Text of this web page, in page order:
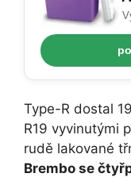
Type-R dostal
R19 vyvinutými
rudě lakované
Brembo se